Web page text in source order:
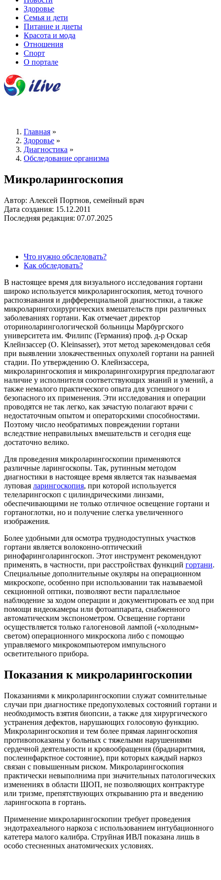
Здоровье
Семья и дети
Питание и диеты
Красота и мода
Отношения
Спорт
О портале
Главная »
Здоровье »
Диагностика »
Обследование организма
Микроларингоскопия
Автор: Алексей Портнов, семейный врач
Дата создания: 15.12.2011
Последняя редакция: 07.07.2025
Что нужно обследовать?
Как обследовать?
В настоящее время для визуального исследования гортани
широко используется микроларингоскопия, метод точного
распознавания и дифференциальной диагностики, а также
микроларингохирургических вмешательств при различных
заболеваниях гортани. Как отмечает директор
оториноларингологической больницы Марбургского
университета им. Филипс (Германия) проф. д-р Оскар
Клейнзассер (O. Kleinsasser), этот метод зарекомендовал себя
при выявлении злокачественных опухолей гортани на ранней
стадии. По утверждению О. Клейнзассера,
микроларингоскопия и микроларингохирургия предполагают
наличие у исполнителя соответствующих знаний и умений, а
также немалого практического опыта для успешного и
безопасного их применения. Эти исследования и операции
проводятся не так легко, как зачастую полагают врачи с
недостаточным опытом и операторскими способностями.
Поэтому число необратимых повреждении гортани
вследствие неправильных вмешательств и сегодня еще
достаточно велико.
Для проведения микроларингоскопии применяются
различные ларингоскопы. Так, рутинным методом
диагностики в настоящее время является так называемая
луповая ларингоскопия, при которой используется
телеларингоскоп с цилиндрическими линзами,
обеспечивающими не только отличное освещение гортани и
гортаноглотки, но и получение слегка увеличенного
изображения.
Более удобными для осмотра труднодоступных участков
гортани является волоконно-оптический
ринофаринголарингоскоп. Этот инструмент рекомендуют
применять, в частности, при расстройствах функций гортани.
Специальные дополнительные окуляры на операционном
микроскопе, особенно при использовании так называемой
секционной оптики, позволяют вести параллельное
наблюдение за ходом операции и документировать ее ход при
помощи видеокамеры или фотоаппарата, снабженного
автоматическим экспонометром. Освещение гортани
осуществляется только галогеновой лампой («холодным»
светом) операционного микроскопа либо с помощью
управляемого микрокомпьютером импульсного
осветительного прибора.
Показания к микроларингоскопии
Показаниями к микроларингоскопии служат сомнительные
случаи при диагностике предопухолевых состояний гортани и
необходимость взятия биопсии, а также для хирургического
устранения дефектов, нарушающих голосовую функцию.
Микроларингоскопия и тем более прямая ларингоскопия
противопоказаны у больных с тяжелыми нарушениями
сердечной деятельности и кровообращения (брадиаритмия,
послеинфарктное состояние), при которых каждый наркоз
связан с повышенным риском. Микроларингоскопия
практически невыполнима при значительных патологических
изменениях в области ШОП, не позволяющих контрактуре
или тризме, препятствующих открыванию рта и введению
ларингоскопа в гортань.
Применение микроларингоскопии требует проведения
эндотрахеального наркоза с использованием интубационного
катетера малого калибра. Струйная ИВЛ показана лишь в
особо стесненных анатомических условиях.